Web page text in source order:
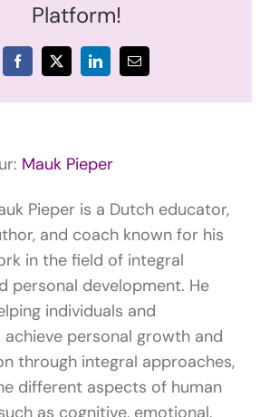
Platform!
Facebook
X LinkedIn
E-
mail
Mauk Pieper
Pieper is a Dutch educator,
and coach known for his
in the field of integral
personal development. He
individuals and
achieve personal growth and
through integral approaches,
different aspects of human
as cognitive, emotional,